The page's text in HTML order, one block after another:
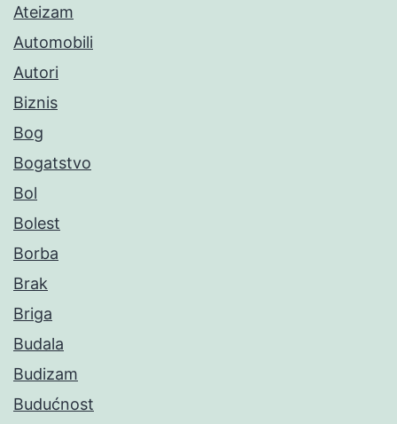
Ateizam
Automobili
Autori
Biznis
Bog
Bogatstvo
Bol
Bolest
Borba
Brak
Briga
Budala
Budizam
Budućnost